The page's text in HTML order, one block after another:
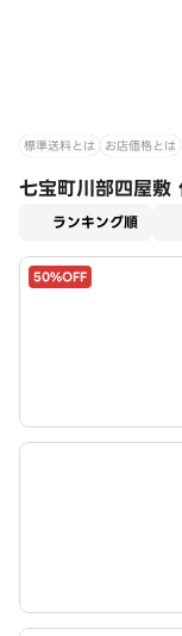
標準送料とは お店価格とは
七宝町川部四屋敷
ランキング順
50%OFF